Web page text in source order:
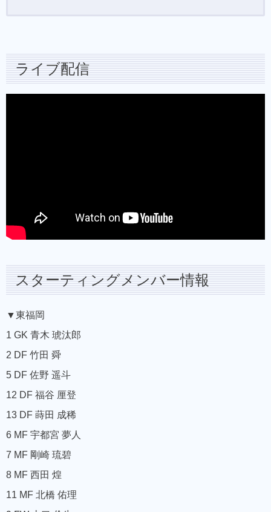
ライブ配信
スターティングメンバー情報
▼東福岡
1 GK 青木 琥汰郎
2 DF 竹田 舜
5 DF 佐野 遥斗
12 DF 福谷 厘登
13 DF 蒔田 成稀
6 MF 宇都宮 夢人
7 MF 剛崎 琉碧
8 MF 西田 煌
11 MF 北橋 佑理